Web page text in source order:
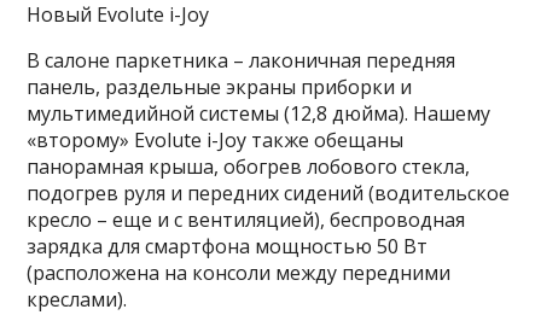
Новый Evolute i-Joy
В салоне паркетника – лаконичная передняя
панель, раздельные экраны приборки и
мультимедийной системы (12,8 дюйма). Нашему
«второму» Evolute i-Joy также обещаны
панорамная крыша, обогрев лобового стекла,
подогрев руля и передних сидений (водительское
кресло – еще и с вентиляцией), беспроводная
зарядка для смартфона мощностью 50 Вт
(расположена на консоли между передними
креслами).